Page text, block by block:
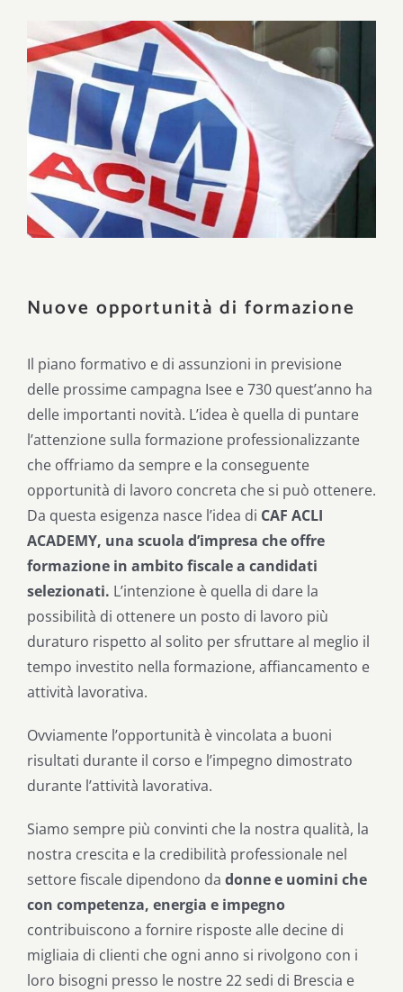
Ingrandisci
immagine
Nuove opportunità di formazione
Il piano formativo e di assunzioni in previsione
delle prossime campagna Isee e 730 quest’anno ha
delle importanti novità. L’idea è quella di puntare
l’attenzione sulla formazione professionalizzante
che offriamo da sempre e la conseguente
opportunità di lavoro concreta che si può ottenere.
Da questa esigenza nasce l’idea di CAF ACLI
ACADEMY, una scuola d’impresa che offre
formazione in ambito fiscale a candidati
selezionati. L’intenzione è quella di dare la
possibilità di ottenere un posto di lavoro più
duraturo rispetto al solito per sfruttare al meglio il
tempo investito nella formazione, affiancamento e
attività lavorativa.
Ovviamente l’opportunità è vincolata a buoni
risultati durante il corso e l’impegno dimostrato
durante l’attività lavorativa.
Siamo sempre più convinti che la nostra qualità, la
nostra crescita e la credibilità professionale nel
settore fiscale dipendono da donne e uomini che
con competenza, energia e impegno
contribuiscono a fornire risposte alle decine di
migliaia di clienti che ogni anno si rivolgono con i
loro bisogni presso le nostre 22 sedi di Brescia e